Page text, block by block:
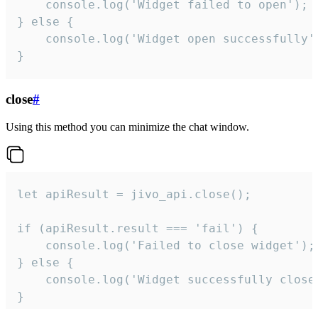
    console.log('Widget failed to open');
} else {
console.log('Widget open
}
close#
Using this method you can minimize the chat window.
let apiResult = jivo_api.close();
if (apiResult.result === 'fail') {
    console.log('Failed to close widget');
} else {
console.log('Widget successfully
}